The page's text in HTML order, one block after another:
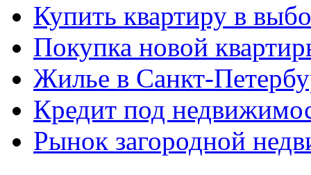
Купить квартиру в
Покупка новой
Жилье в Санкт-
Кредит под
Рынок загородной